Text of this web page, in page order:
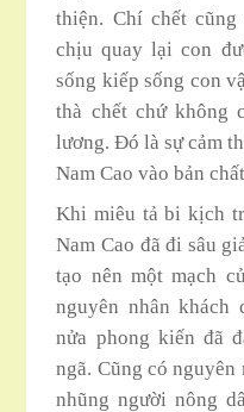
thiện. Chí chết
chịu quay lại con
sống kiếp sống con
thà chết chứ không
lương. Đó là sự cảm
Nam Cao vào bản
Khi miêu tả bi kịch
Nam Cao đã đi sâu
tạo nên một mạch
nguyên nhân khách
nửa phong kiến đã
ngã. Cũng có
nhũng người nông